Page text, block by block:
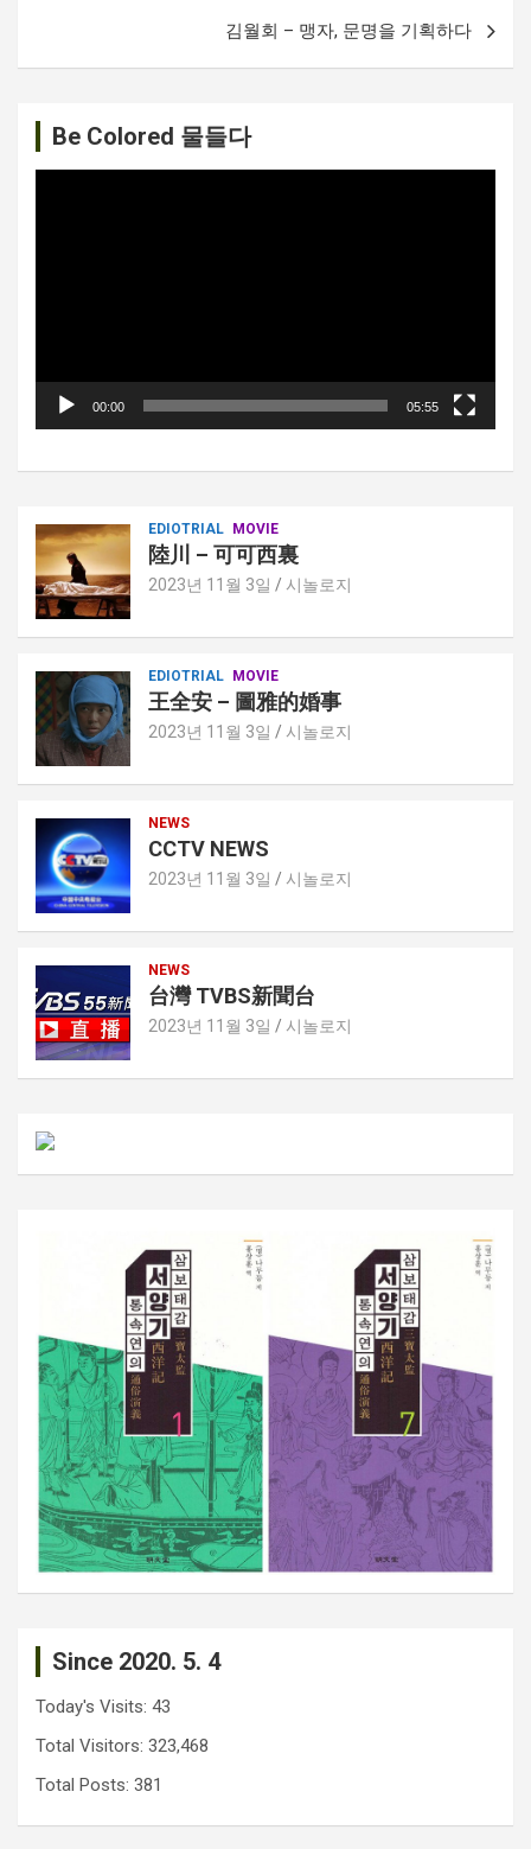
션
김월회 – 맹자, 문명을 기획하다
Be Colored 물들다
00:00 05:55
EDIOTRIAL MOVIE
陸川 – 可可西裏
2023년 11월 3일 시놀로지
EDIOTRIAL MOVIE
王全安 – 圖雅的婚事
2023년 11월 3일 시놀로지
NEWS
CCTV NEWS
2023년 11월 3일 시놀로지
NEWS
台灣 TVBS新聞台
2023년 11월 3일 시놀로지
Since 2020. 5. 4
Today's Visits: 43
Total Visitors: 323,468
Total Posts: 381